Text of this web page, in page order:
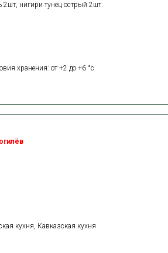
2шт, нигири тунец острый 2шт.
хранения: от +2 до +6 °с
кухня, Кавказская кухня